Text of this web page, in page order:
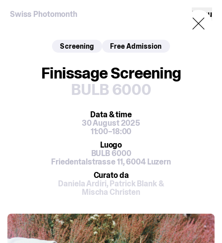
Swiss Photomonth Menu
Screening Free Admission
Finissage Screening
BULB 6000
Data& time
30 August 2025
11:00–18:00
Luogo
BULB 6000
Friedentalstrasse 11, 6004 Luzern
Curato da
Daniela Ardiri, Patrick Blank &
Mischa Christen